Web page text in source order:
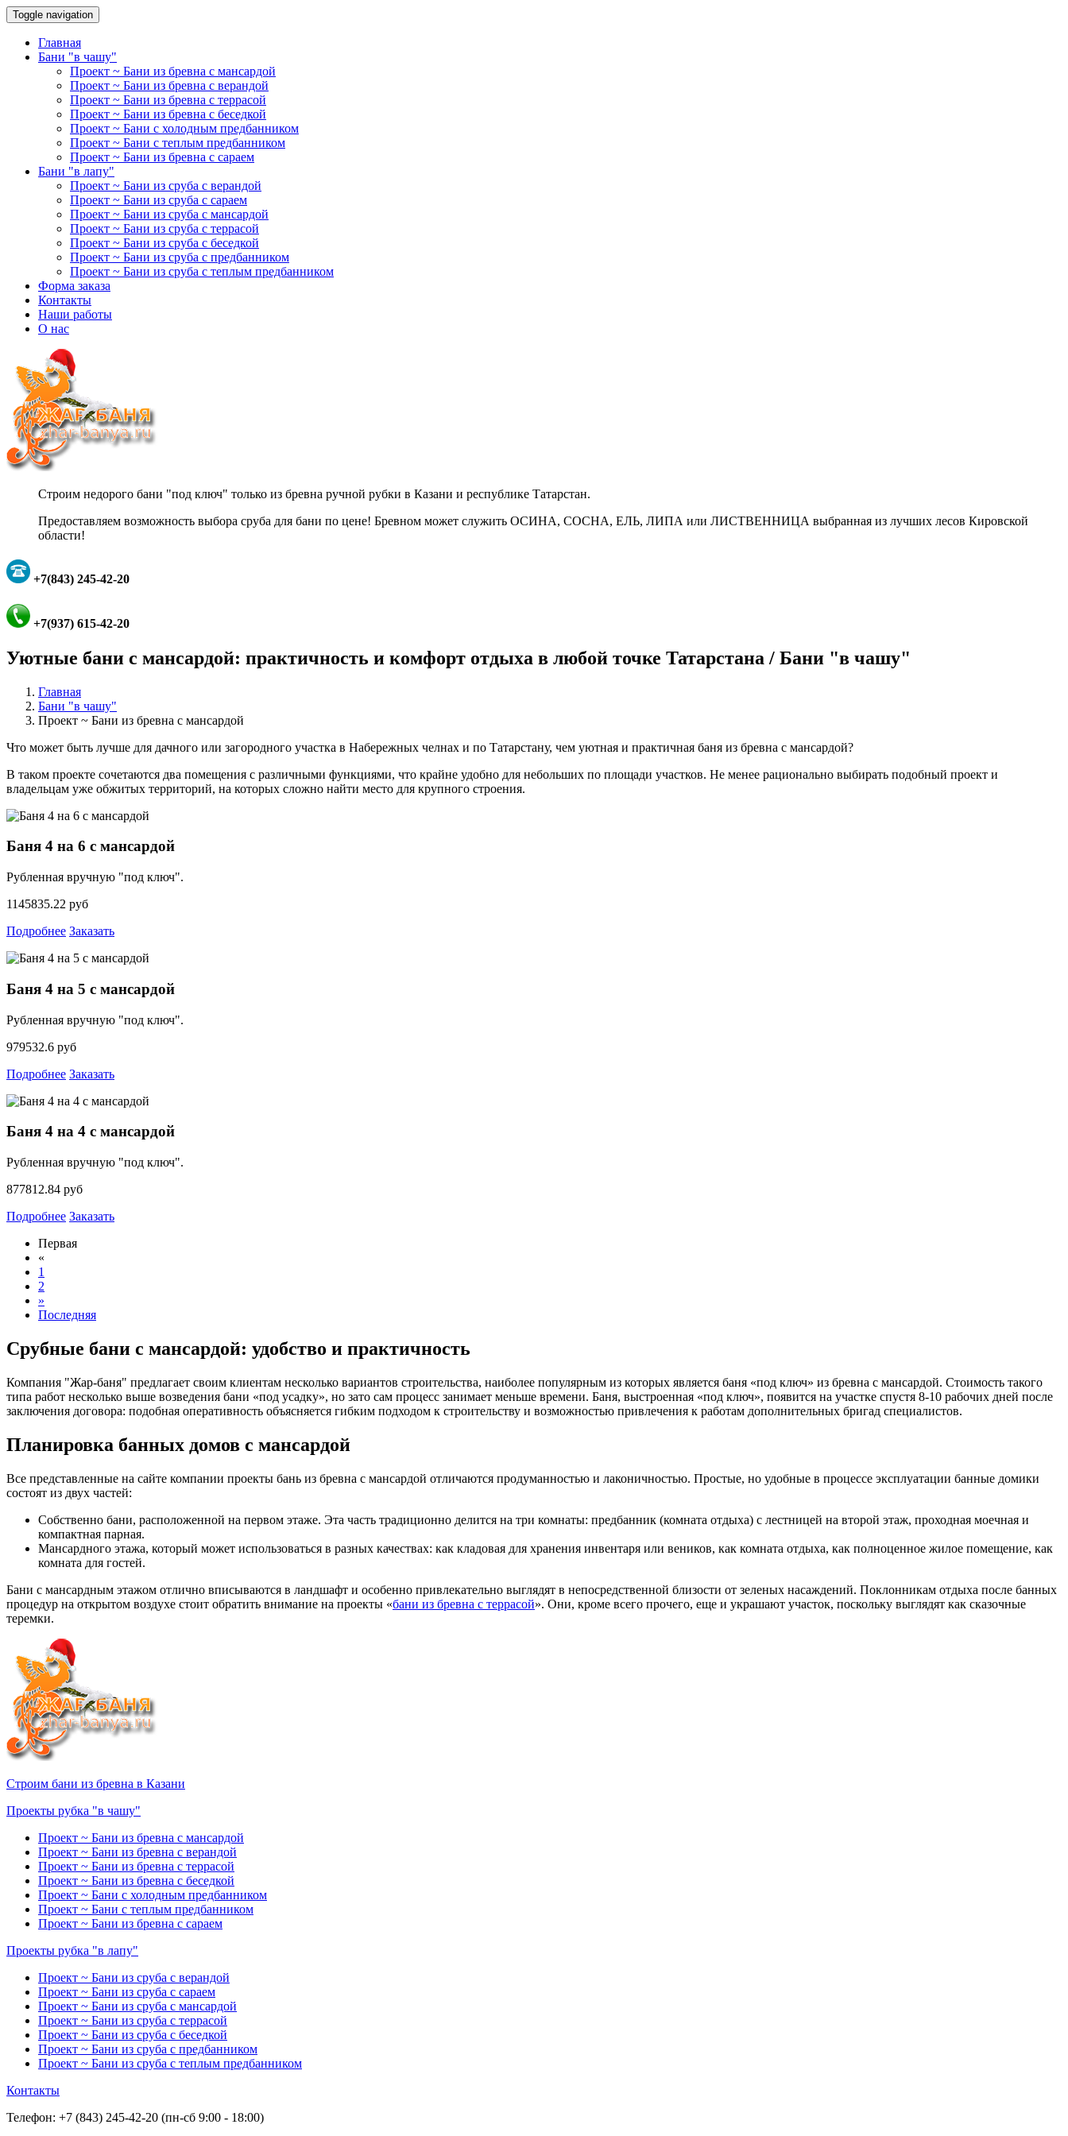
Toggle navigation
Главная
Бани "в чашу"
Проект ~ Бани из бревна с мансардой
Проект ~ Бани из бревна с верандой
Проект ~ Бани из бревна с террасой
Проект ~ Бани из бревна с беседкой
Проект ~ Бани с холодным предбанником
Проект ~ Бани с теплым предбанником
Проект ~ Бани из бревна с сараем
Бани "в лапу"
Проект ~ Бани из сруба с верандой
Проект ~ Бани из сруба с сараем
Проект ~ Бани из сруба с мансардой
Проект ~ Бани из сруба с террасой
Проект ~ Бани из сруба с беседкой
Проект ~ Бани из сруба с предбанником
Проект ~ Бани из сруба с теплым предбанником
Форма заказа
Контакты
Наши работы
О нас
Строим недорого бани "под ключ" только из бревна ручной рубки в Казани и республике Татарстан.
Предоставляем возможность выбора сруба для бани по цене! Бревном может служить ОСИНА, СОСНА, ЕЛЬ, ЛИПА или ЛИСТВЕННИЦА выбранная из лучших лесов Кировской
области!
+7(843) 245-42-20
+7(937) 615-42-20
Уютные бани с мансардой: практичность и комфорт отдыха в любой точке Татарстана / Бани "в чашу"
Главная
Бани "в чашу"
Проект ~ Бани из бревна с мансардой
Что может быть лучше для дачного или загородного участка в Набережных челнах и по Татарстану, чем уютная и практичная баня из бревна с мансардой?
В таком проекте сочетаются два помещения с различными функциями, что крайне удобно для небольших по площади участков. Не менее рационально выбирать подобный проект и
владельцам уже обжитых территорий, на которых сложно найти место для крупного строения.
Баня 4 на 6 с мансардой
Рубленная вручную "под ключ".
1145835.22 руб
Подробнее Заказать
Баня 4 на 5 с мансардой
Рубленная вручную "под ключ".
979532.6 руб
Подробнее Заказать
Баня 4 на 4 с мансардой
Рубленная вручную "под ключ".
877812.84 руб
Подробнее Заказать
Первая
«
1
2
»
Последняя
Срубные бани с мансардой: удобство и практичность
Компания "Жар-баня" предлагает своим клиентам несколько вариантов строительства, наиболее популярным из которых является баня «под ключ» из бревна с мансардой. Стоимость такого
типа работ несколько выше возведения бани «под усадку», но зато сам процесс занимает меньше времени. Баня, выстроенная «под ключ», появится на участке спустя 8-10 рабочих дней после
заключения договора: подобная оперативность объясняется гибким подходом к строительству и возможностью привлечения к работам дополнительных бригад специалистов.
Планировка банных домов с мансардой
Все представленные на сайте компании проекты бань из бревна с мансардой отличаются продуманностью и лаконичностью. Простые, но удобные в процессе эксплуатации банные домики
состоят из двух частей:
Собственно бани, расположенной на первом этаже. Эта часть традиционно делится на три комнаты: предбанник (комната отдыха) с лестницей на второй этаж, проходная моечная и
компактная парная.
Мансардного этажа, который может использоваться в разных качествах: как кладовая для хранения инвентаря или веников, как комната отдыха, как полноценное жилое помещение, как
комната для гостей.
Бани с мансардным этажом отлично вписываются в ландшафт и особенно привлекательно выглядят в непосредственной близости от зеленых насаждений. Поклонникам отдыха после банных
процедур на открытом воздухе стоит обратить внимание на проекты «бани из бревна с террасой». Они, кроме всего прочего, еще и украшают участок, поскольку выглядят как сказочные
теремки.
Строим бани из бревна в Казани
Проекты рубка "в чашу"
Проект ~ Бани из бревна с мансардой
Проект ~ Бани из бревна с верандой
Проект ~ Бани из бревна с террасой
Проект ~ Бани из бревна с беседкой
Проект ~ Бани с холодным предбанником
Проект ~ Бани с теплым предбанником
Проект ~ Бани из бревна с сараем
Проекты рубка "в лапу"
Проект ~ Бани из сруба с верандой
Проект ~ Бани из сруба с сараем
Проект ~ Бани из сруба с мансардой
Проект ~ Бани из сруба с террасой
Проект ~ Бани из сруба с беседкой
Проект ~ Бани из сруба с предбанником
Проект ~ Бани из сруба с теплым предбанником
Контакты
Телефон: +7 (843) 245-42-20 (пн-сб 9:00 - 18:00)